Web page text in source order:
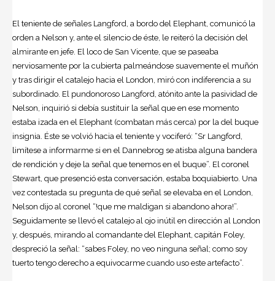
El teniente de señales Langford, a bordo del Elephant, comunicó la
orden a Nelson y, ante el silencio de éste, le reiteró la decisión del
almirante en jefe. El loco de San Vicente, que se paseaba
nerviosamente por la cubierta palmeándose suavemente el muñón
y tras dirigir el catalejo hacia el London, miró con indiferencia a su
subordinado. El pundonoroso Langford, atónito ante la pasividad de
Nelson, inquirió si debía sustituir la señal que en ese momento
estaba izada en el Elephant (combatan más cerca) por la del buque
insignia. Éste se volvió hacia el teniente y vociferó: “Sr Langford,
limítese a informarme si en el Dannebrog se atisba alguna bandera
de rendición y deje la señal que tenemos en el buque”. El coronel
Stewart, que presenció esta conversación, estaba boquiabierto. Una
vez contestada su pregunta de qué señal se elevaba en el London,
Nelson dijo al coronel “!que me maldigan si abandono ahora!”.
Seguidamente se llevó el catalejo al ojo inútil en dirección al London
y, después, mirando al comandante del Elephant, capitán Foley,
despreció la señal: “sabes Foley, no veo ninguna señal; como soy
tuerto tengo derecho a equivocarme cuando uso este artefacto”.